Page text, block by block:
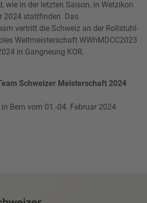
wie in der letzten Saison, in Wetzikon
2024 stattfinden. Das
vertritt die Schweiz an der Rollstuhl-
Weltmeisterschaft WWhMDCC2023
in Gangneung KOR.
Schweizer Meisterschaft 2024
in Bern vom 01.-04. Februar 2024